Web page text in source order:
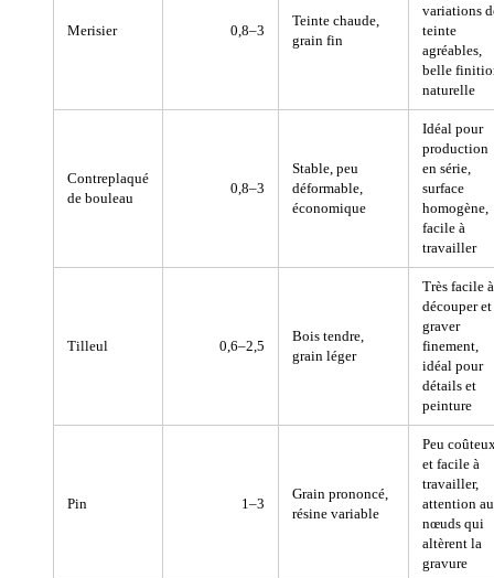
Merisier 0,8–3
Teinte chaude,
grain fin
variations
teinte
agréables,
belle
naturelle
Contreplaqué
de bouleau
0,8–3
Stable, peu
déformable,
économique
Idéal pour
production
en série,
surface
homogène,
facile à
travailler
Tilleul 0,6–2,5
Bois tendre,
grain léger
Très facile à
découper et
graver
finement,
idéal pour
détails et
peinture
Pin 1–3
Grain prononcé,
résine variable
Peu
et facile à
travailler,
attention
nœuds qui
altèrent la
gravure